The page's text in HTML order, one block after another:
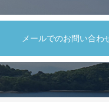
メールでのお問い合わ